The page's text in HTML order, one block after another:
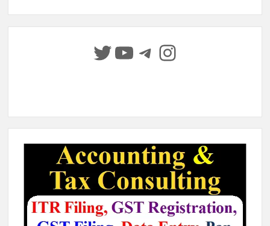
Twitter
YouTube
Telegram
Instagram